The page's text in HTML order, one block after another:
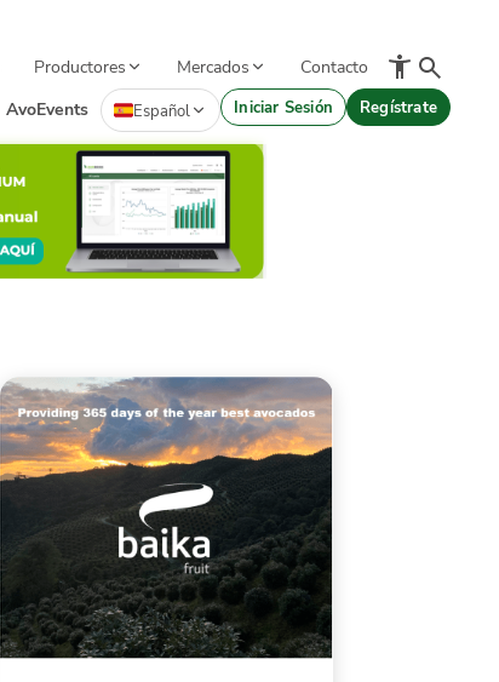
Productores Mercados
Contacto
AvoEvents Español Iniciar Sesión Regístrate